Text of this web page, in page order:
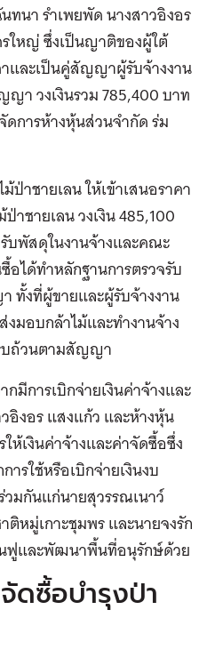
นา รำเพยพัด นางสาวอิงอร
ใหญ่ ซึ่งเป็นญาติของผู้ใต้
และเป็นคู่สัญญาผู้รับจ้างงาน
า วงเงินรวม 785,400 บาท
การห้างหุ้นส่วนจำกัด ร่ม
าชายเลน ให้เข้าเสนอราคา
ชายเลน วงเงิน 485,100
บพัสดุในงานจ้างและคณะ
อได้ทำหลักฐานการตรวจรับ
งที่ผู้ขายและผู้รับจ้างงาน
งมอบกล้าไม้และทำงานจ้าง
บถ้วนตามสัญญา
มีการเบิกจ่ายเงินค่าจ้างและ
อิงอร แสงแก้ว และห้างหุ้น
ห้เงินค่าจ้างและค่าจัดซื้อซึ่ง
รใช้หรือเบิกจ่ายเงินงบ
มกันแก่นายสุวรรณเนาว์
หมู่เกาะชุมพร และนายจงรัก
ฟูและพัฒนาพื้นที่อนุรักษ์ด้วย
ดซื้อบำรุงป่า